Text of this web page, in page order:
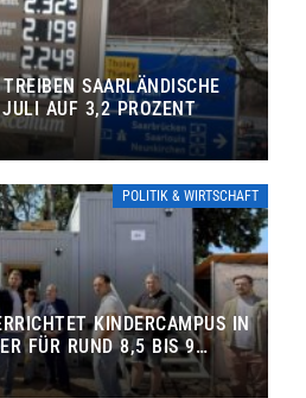
SAARLÄNDISCHE
AUF 3,2 PROZENT
POLITIK & WIRTSCHAFT
KINDERCAMPUS IN
FÜR RUND 8,5 BIS 9